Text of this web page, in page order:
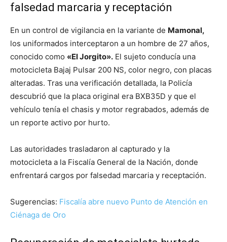
falsedad marcaria y receptación
En un control de vigilancia en la variante de Mamonal,
los uniformados interceptaron a un hombre de 27 años,
conocido como «El Jorgito». El sujeto conducía una
motocicleta Bajaj Pulsar 200 NS, color negro, con placas
alteradas. Tras una verificación detallada, la Policía
descubrió que la placa original era BXB35D y que el
vehículo tenía el chasis y motor regrabados, además de
un reporte activo por hurto.
Las autoridades trasladaron al capturado y la
motocicleta a la Fiscalía General de la Nación, donde
enfrentará cargos por falsedad marcaria y receptación.
Sugerencias: Fiscalía abre nuevo Punto de Atención en
Ciénaga de Oro